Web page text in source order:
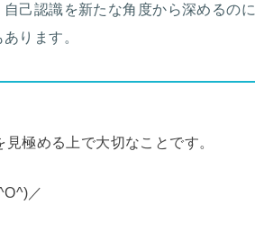
己認識を新たな角度から深めるのに
ります。
極める上で大切なことです。
／